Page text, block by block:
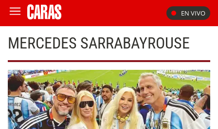
EN VIVO
MERCEDES SARRABAYROUSE